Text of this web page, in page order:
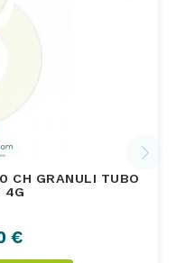
CH GRANULI TUBO
4G
€